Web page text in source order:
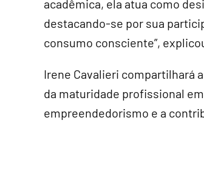
acadêmica, ela atua como
destacando-se por sua
consumo consciente”,
Irene Cavalieri compartilhará
da maturidade profissional
empreendedorismo e a